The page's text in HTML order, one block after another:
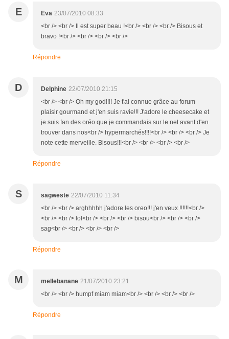
E Eva 23/07/2010 08:33
<br /> <br /> Il est super beau !<br /> <br /> <br /> Bisous et
bravo !<br /> <br /> <br /> <br />
Répondre
D Delphine 22/07/2010 21:15
<br /> <br /> Oh my god!!!! Je t'ai connue grâce au forum
plaisir gourmand et j'en suis ravie!!! J'adore le cheesecake et
je suis fan des oréo que je commandais sur le net avant d'en
trouver dans nos<br /> hypermarchés!!!!<br /> <br /> <br /> Je
note cette merveille. Bisous!!!<br /> <br /> <br /> <br />
Répondre
S sagweste 22/07/2010 11:34
<br /> <br /> arghhhhh j'adore les oreo!!! j'en veux !!!!!!<br />
<br /> <br /> lol<br /> <br /> <br /> bisou<br /> <br /> <br />
sag<br /> <br /> <br /> <br />
Répondre
M mellebanane 21/07/2010 23:21
<br /> <br /> humpf miam miam<br /> <br /> <br /> <br />
Répondre